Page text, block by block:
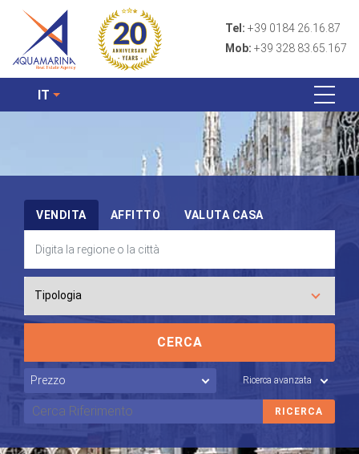
Tel: +39 0184 26.16.87
Mob: +39 328 83.65.167
IT
VENDITA AFFITTO VALUTA CASA
Ricerca avanzata
CERCA